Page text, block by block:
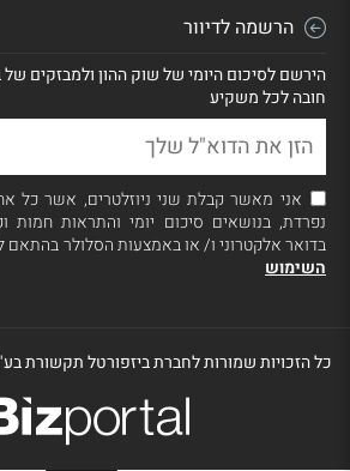
הרשמה לדיוור
הירשם לסיכום היומי של שוק ההון ולמבזקים של
חובה לכל משקיע
אני מאשר קבלת שני ניוזלטרים, אשר כל
נפרדת, בנושאים סיכום יומי והתראות חמות
בדואר אלקטרוני ו/ או באמצעות הסלולר בהתאם
השימוש
כל הזכויות שמורות לחברת ביזפורטל תקשורת